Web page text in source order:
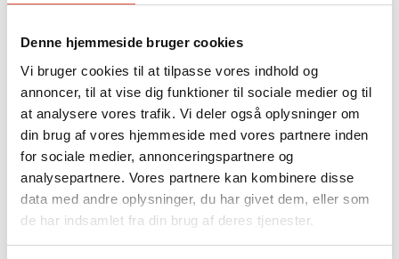
Denne hjemmeside bruger cookies
Vi bruger cookies til at tilpasse vores indhold og
annoncer, til at vise dig funktioner til sociale medier og til
at analysere vores trafik. Vi deler også oplysninger om
din brug af vores hjemmeside med vores partnere inden
for sociale medier, annonceringspartnere og
analysepartnere. Vores partnere kan kombinere disse
data med andre oplysninger, du har givet dem, eller som
de har indsamlet fra din brug af deres tjenester.
Industri
Svebølle